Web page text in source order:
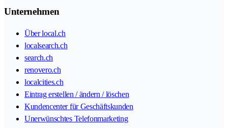
Unternehmen
Über local.ch
localsearch.ch
search.ch
renovero.ch
localcities.ch
Eintrag erstellen / ändern / löschen
Kundencenter für Geschäftskunden
Unerwünschtes Telefonmarketing